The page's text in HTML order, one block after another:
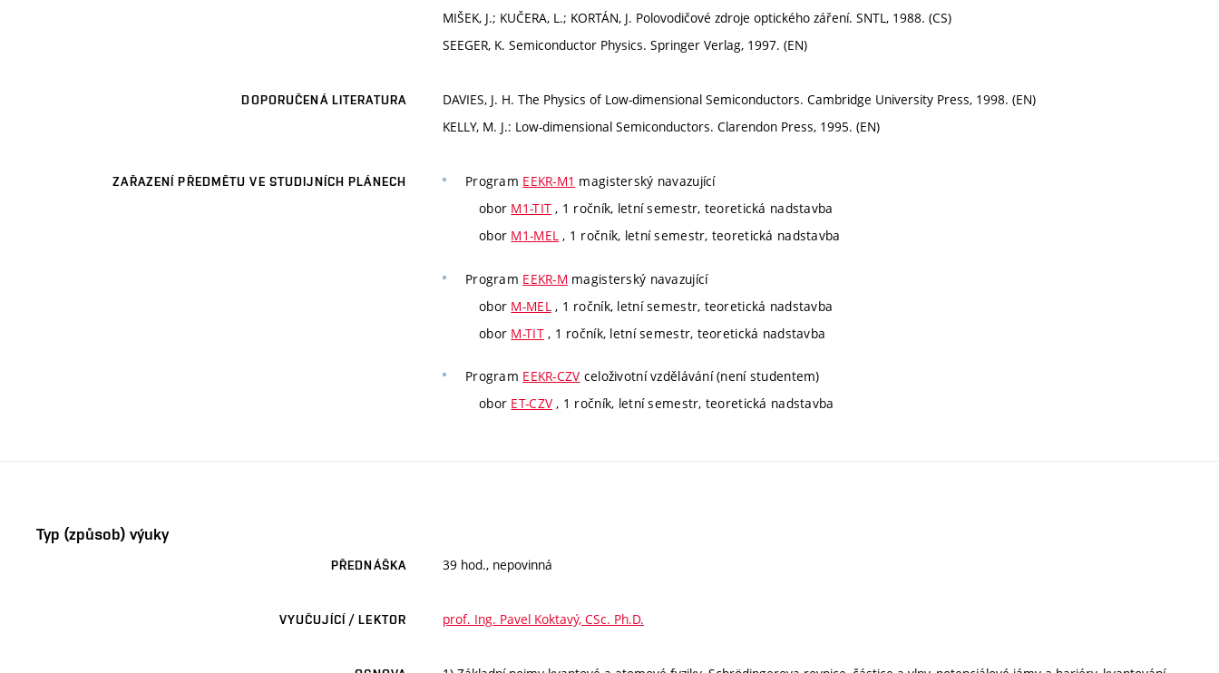
MIŠEK, J.; KUČERA, L.; KORTÁN, J. Polovodičové zdroje optického záření. SNTL, 1988. (CS)
SEEGER, K. Semiconductor Physics. Springer Verlag, 1997. (EN)
DOPORUČENÁ LITERATURA
DAVIES, J. H. The Physics of Low-dimensional Semiconductors. Cambridge University Press, 1998. (EN)
KELLY, M. J.: Low-dimensional Semiconductors. Clarendon Press, 1995. (EN)
ZAŘAZENÍ PŘEDMĚTU VE STUDIJNÍCH PLÁNECH Program EEKR-M1 magisterský navazující
obor M1-TIT , 1 ročník, letní semestr, teoretická nadstavba
obor M1-MEL , 1 ročník, letní semestr, teoretická nadstavba
Program EEKR-M magisterský navazující
obor M-MEL , 1 ročník, letní semestr, teoretická nadstavba
obor M-TIT, 1 ročník, letní semestr, teoretická nadstavba
Program EEKR-CZV celoživotní vzdělávání (není studentem)
obor ET-CZV , 1 ročník, letní semestr, teoretická nadstavba
Typ (způsob) výuky
PŘEDNÁŠKA 39 hod., nepovinná
VYUČUJÍCÍ / LEKTOR prof. Ing. Pavel Koktavý, CSc. Ph.D.